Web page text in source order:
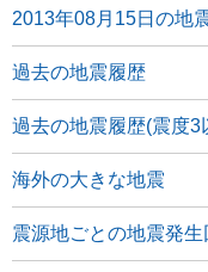
2013年08月15日の地
過去の地震履歴
過去の地震履歴(震度3
海外の大きな地震
震源地ごとの地震発生